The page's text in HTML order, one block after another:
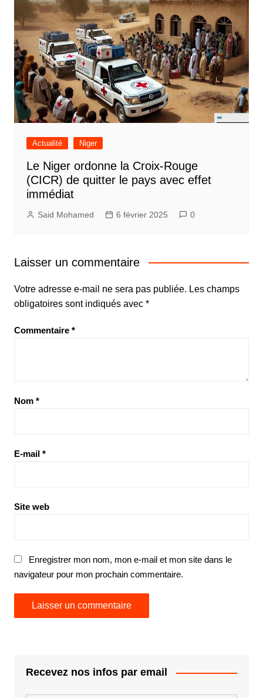
Actualité Niger
Le Niger ordonne la Croix-Rouge
(CICR) de quitter le pays avec effet
immédiat
Said Mohamed 6 février 2025 0
Laisser un commentaire
Votre adresse e-mail ne sera pas publiée. Les champs
obligatoires sont indiqués avec *
Commentaire *
Nom *
E-mail *
Site web
Enregistrer mon nom, mon e-mail et mon site dans le
navigateur pour mon prochain commentaire.
Recevez nos infos par email